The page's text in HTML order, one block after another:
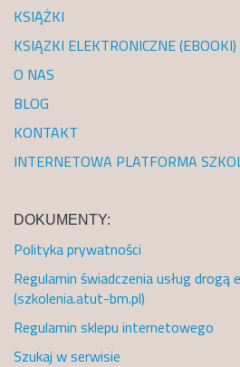
KSIĄŻKI
KSIĄZKI ELEKTRONICZNE (EBOOKI)
O NAS
BLOG
KONTAKT
INTERNETOWA PLATFORMA
DOKUMENTY:
Polityka prywatności
Regulamin świadczenia usług drogą
(szkolenia.atut-bm.pl)
Regulamin sklepu internetowego
Szukaj w serwisie